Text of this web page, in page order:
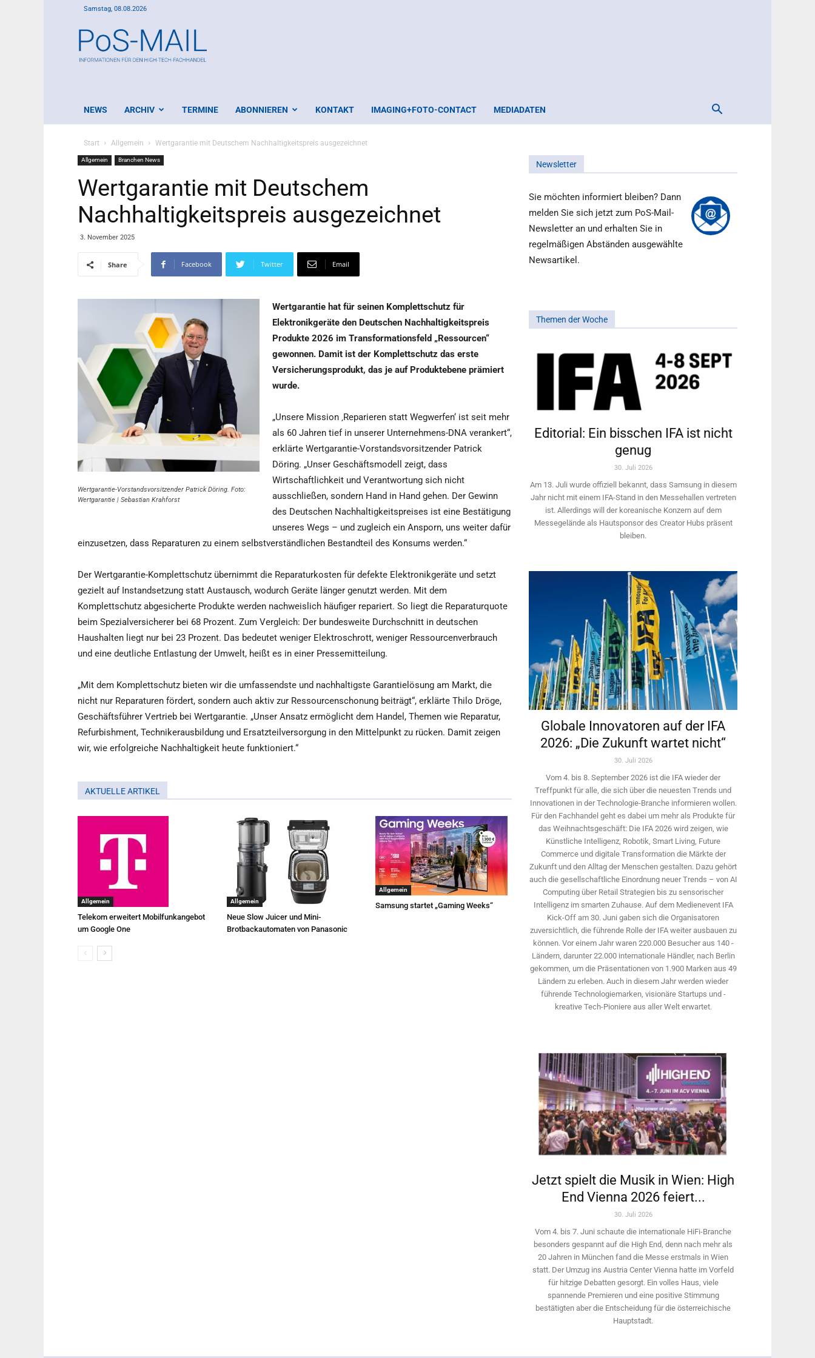
Samstag, 08.08.2026
Mail
NEWS ARCHIV TERMINE ABONNIEREN KONTAKT IMAGING+FOTO-CONTACT MEDIADATEN
Start Allgemein Wertgarantie mit Deutschem Nachhaltigkeitspreis ausgezeichnet
Allgemein Branchen News
Wertgarantie mit Deutschem
Nachhaltigkeitspreis ausgezeichnet
3. November 2025
Share Facebook Twitter Email
Wertgarantie-Vorstandsvorsitzender Patrick Döring. Foto:
Wertgarantie | Sebastian Krahforst
Wertgarantie hat für seinen Komplettschutz für
Elektronikgeräte den Deutschen Nachhaltigkeitspreis
Produkte 2026 im Transformationsfeld „Ressourcen“
gewonnen. Damit ist der Komplettschutz das erste
Versicherungsprodukt, das je auf Produktebene prämiert
wurde.
„Unsere Mission ‚Reparieren statt Wegwerfen‘ ist seit mehr
als 60 Jahren tief in unserer Unternehmens-DNA verankert“,
erklärte Wertgarantie-Vorstandsvorsitzender Patrick
Döring. „Unser Geschäftsmodell zeigt, dass
Wirtschaftlichkeit und Verantwortung sich nicht
ausschließen, sondern Hand in Hand gehen. Der Gewinn
des Deutschen Nachhaltigkeitspreises ist eine Bestätigung
unseres Wegs – und zugleich ein Ansporn, uns weiter dafür
einzusetzen, dass Reparaturen zu einem selbstverständlichen Bestandteil des Konsums werden.“
Der Wertgarantie-Komplettschutz übernimmt die Reparaturkosten für defekte Elektronikgeräte und setzt
gezielt auf Instandsetzung statt Austausch, wodurch Geräte länger genutzt werden. Mit dem
Komplettschutz abgesicherte Produkte werden nachweislich häufiger repariert. So liegt die Reparaturquote
beim Spezialversicherer bei 68 Prozent. Zum Vergleich: Der bundesweite Durchschnitt in deutschen
Haushalten liegt nur bei 23 Prozent. Das bedeutet weniger Elektroschrott, weniger Ressourcenverbrauch
und eine deutliche Entlastung der Umwelt, heißt es in einer Pressemitteilung.
„Mit dem Komplettschutz bieten wir die umfassendste und nachhaltigste Garantielösung am Markt, die
nicht nur Reparaturen fördert, sondern auch aktiv zur Ressourcenschonung beiträgt“, erklärte Thilo Dröge,
Geschäftsführer Vertrieb bei Wertgarantie. „Unser Ansatz ermöglicht dem Handel, Themen wie Reparatur,
Refurbishment, Technikerausbildung und Ersatzteilversorgung in den Mittelpunkt zu rücken. Damit zeigen
wir, wie erfolgreiche Nachhaltigkeit heute funktioniert.“
AKTUELLE ARTIKEL
Allgemein
Telekom erweitert Mobilfunkangebot
um Google One
Allgemein
Neue Slow Juicer und Mini-
Brotbackautomaten von Panasonic
Allgemein
Samsung startet „Gaming Weeks“
Newsletter
Sie möchten informiert bleiben? Dann
melden Sie sich jetzt zum PoS-Mail-
Newsletter an und erhalten Sie in
regelmäßigen Abständen ausgewählte
Newsartikel.
Themen der Woche
Editorial: Ein bisschen IFA ist nicht
genug
30. Juli 2026
Am 13. Juli wurde offiziell bekannt, dass Samsung in diesem
Jahr nicht mit einem IFA-Stand in den Messehallen vertreten
ist. Allerdings will ­der koreanische Konzern auf dem
Messegelände als Hautsponsor des Creator Hubs präsent
bleiben.
Globale Innovatoren auf der IFA
2026: „Die Zukunft wartet nicht“
30. Juli 2026
Vom 4. bis 8. September 2026 ist die IFA wieder der
Treffpunkt für alle, die sich über die neuesten Trends und
Innovationen in der Technologie-­Branche informieren wollen.
Für den Fachhandel geht es dabei um mehr als Produkte für
das Weihnachtsgeschäft: Die IFA 2026 wird ­zeigen, wie
Künstliche Intelligenz, Robotik, Smart Living, Future
Commerce und digitale Trans­formation die Märkte der
Zukunft und den Alltag der Menschen gestalten. Dazu gehört
auch die gesellschaftliche Einordnung neuer Trends – von AI
Computing über Retail Strategien bis zu sensorischer
Intelligenz im smarten Zuhause. Auf dem Medien­event IFA
Kick-Off am 30. Juni gaben sich die Organisatoren
zuversichtlich, die führende Rolle der IFA weiter ausbauen zu
können. Vor einem Jahr ­waren 220.000 Besucher aus 140 ­
Ländern, ­darunter 22.000 internationale Händler, nach Berlin
gekommen, um die Präsen­tationen von 1.900 Marken aus 49
Ländern zu erleben. Auch in diesem Jahr werden wieder
führende Technologiemarken, visionäre Startups und ­
kreative Tech-Pioniere aus aller Welt erwartet.
Jetzt spielt die Musik in Wien: High
End Vienna 2026 feiert...
30. Juli 2026
Vom 4. bis 7. Juni schaute die internationale HiFi-Branche
besonders gespannt auf die High End, denn nach mehr als
20 Jahren in München fand die Messe erstmals in Wien
statt. Der Umzug ins Austria Center Vienna hatte im Vorfeld
für hitzige Debatten gesorgt. Ein volles Haus, viele
spannende Premieren und eine positive Stimmung
bestätigten aber die Entscheidung für die österreichische
Hauptstadt.